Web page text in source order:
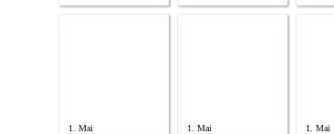
1. Mai 1. Mai 1. Mai